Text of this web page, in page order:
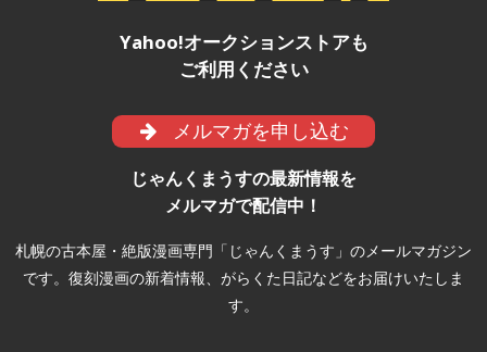
Yahoo!オークションストアも
ご利用ください
メルマガを申し込む
じゃんくまうすの最新情報を
メルマガで配信中！
札幌の古本屋・絶版漫画専門「じゃんくまうす」のメールマガジン
です。復刻漫画の新着情報、がらくた日記などをお届けいたしま
す。